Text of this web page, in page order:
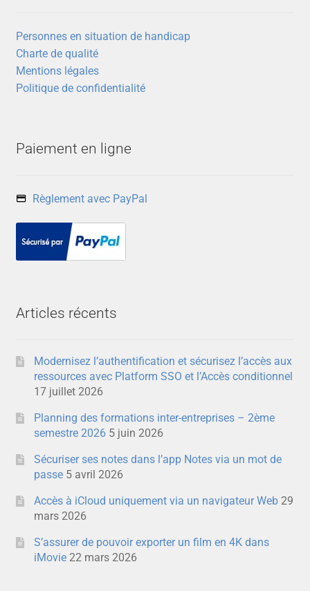
Personnes en situation de handicap
Charte de qualité
Mentions légales
Politique de confidentialité
Paiement en ligne
Règlement avec PayPal
Articles récents
Modernisez l’authentification et sécurisez l’accès aux
ressources avec Platform SSO et l’Accès conditionnel
17 juillet 2026
Planning des formations inter-entreprises – 2ème
semestre 2026 5 juin 2026
Sécuriser ses notes dans l’app Notes via un mot de
passe 5 avril 2026
Accès à iCloud uniquement via un navigateur Web 29
mars 2026
S’assurer de pouvoir exporter un film en 4K dans
iMovie 22 mars 2026